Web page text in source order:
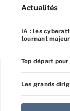
Actualités
IA : les
tournant
Top départ
Les grands